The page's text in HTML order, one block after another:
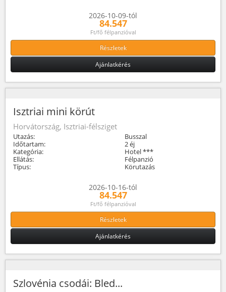
2026-10-09-tól
84.547
Ft/fő félpanzióval
Részletek
Ajánlatkérés
Isztriai mini körút
Horvátország, Isztriai-félsziget
Utazás:
Busszal
Időtartam:
2 éj
Kategória:
Hotel ***
Ellátás:
Félpanzió
Típus:
Körutazás
2026-10-16-tól
84.547
Ft/fő félpanzióval
Részletek
Ajánlatkérés
Szlovénia csodái: Bled...